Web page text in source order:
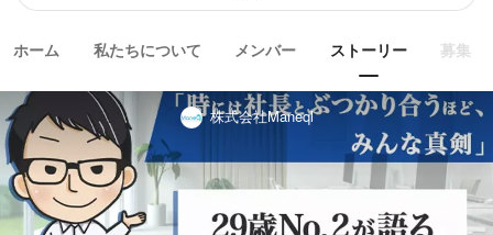
ホーム 私たちについて メンバー ストーリー 募集
株式会社Maneql